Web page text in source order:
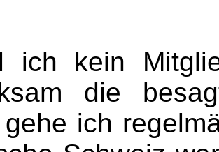
ich kein
die
ich